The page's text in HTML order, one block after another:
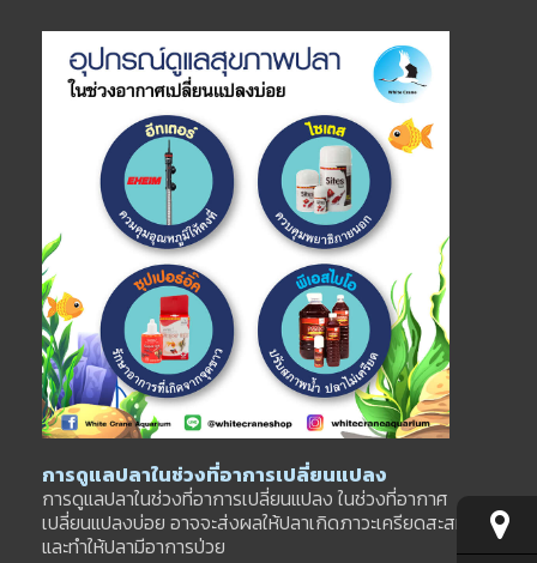
การดูแลปลาในช่วงที่อาการเปลี่ยนแปลง
การดูแลปลาในช่วงที่อาการเปลี่ยนแปลง ในช่วงที่อากาศ
เปลี่ยนแปลงบ่อย อาจจะส่งผลให้ปลาเกิดภาวะเครียดสะสม
และทำให้ปลามีอาการป่วย